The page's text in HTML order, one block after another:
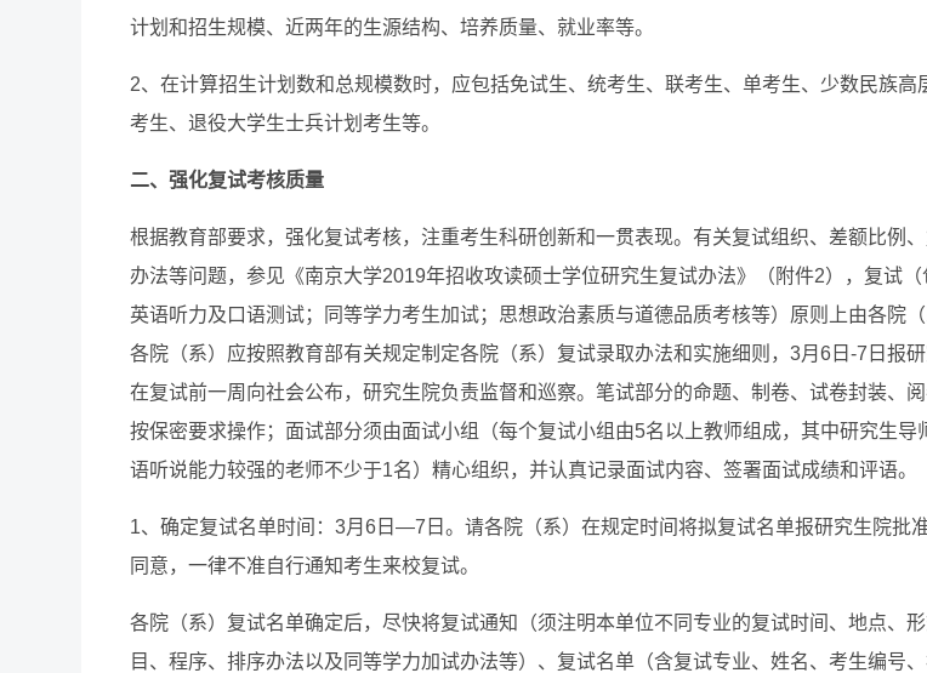
计划和招生规模、近两年的生源结构、培养质量、就业率等。
2、在计算招生计划数和总规模数时，应包括免试生、统考生、联考生、单考生、少数民族高
考生、退役大学生士兵计划考生等。
二、强化复试考核质量
根据教育部要求，强化复试考核，注重考生科研创新和一贯表现。有关复试组织、差额比例
办法等问题，参见《南京大学2019年招收攻读硕士学位研究生复试办法》（附件2），复试（
英语听力及口语测试；同等学力考生加试；思想政治素质与道德品质考核等）原则上由各院（
各院（系）应按照教育部有关规定制定各院（系）复试录取办法和实施细则，3月6日-7日报研
在复试前一周向社会公布，研究生院负责监督和巡察。笔试部分的命题、制卷、试卷封装、
按保密要求操作；面试部分须由面试小组（每个复试小组由5名以上教师组成，其中研究生导
语听说能力较强的老师不少于1名）精心组织，并认真记录面试内容、签署面试成绩和评语。
1、确定复试名单时间：3月6日—7日。请各院（系）在规定时间将拟复试名单报研究生院批
同意，一律不准自行通知考生来校复试。
各院（系）复试名单确定后，尽快将复试通知（须注明本单位不同专业的复试时间、地点、
目、程序、排序办法以及同等学力加试办法等）、复试名单（含复试专业、姓名、考生编号